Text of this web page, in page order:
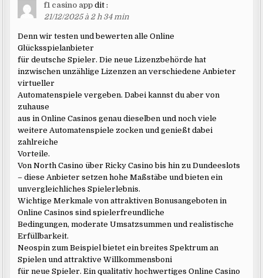
f1 casino app dit :
21/12/2025 à 2 h 34 min
Denn wir testen und bewerten alle Online
Glücksspielanbieter
für deutsche Spieler. Die neue Lizenzbehörde hat
inzwischen unzählige Lizenzen an verschiedene Anbieter
virtueller
Automatenspiele vergeben. Dabei kannst du aber von
zuhause
aus in Online Casinos genau dieselben und noch viele
weitere Automatenspiele zocken und genießt dabei
zahlreiche
Vorteile.
Von North Casino über Ricky Casino bis hin zu Dundeeslots
– diese Anbieter setzen hohe Maßstäbe und bieten ein
unvergleichliches Spielerlebnis.
Wichtige Merkmale von attraktiven Bonusangeboten in
Online Casinos sind spielerfreundliche
Bedingungen, moderate Umsatzsummen und realistische
Erfüllbarkeit.
Neospin zum Beispiel bietet ein breites Spektrum an
Spielen und attraktive Willkommensboni
für neue Spieler. Ein qualitativ hochwertiges Online Casino